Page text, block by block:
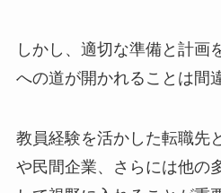
しかし、適切な準備と計画
への道が開かれることは間
教員経験を活かした転職先
や民間企業、さらには他の